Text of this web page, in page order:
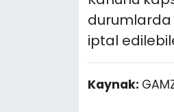
durumlarda
iptal
Kaynak: